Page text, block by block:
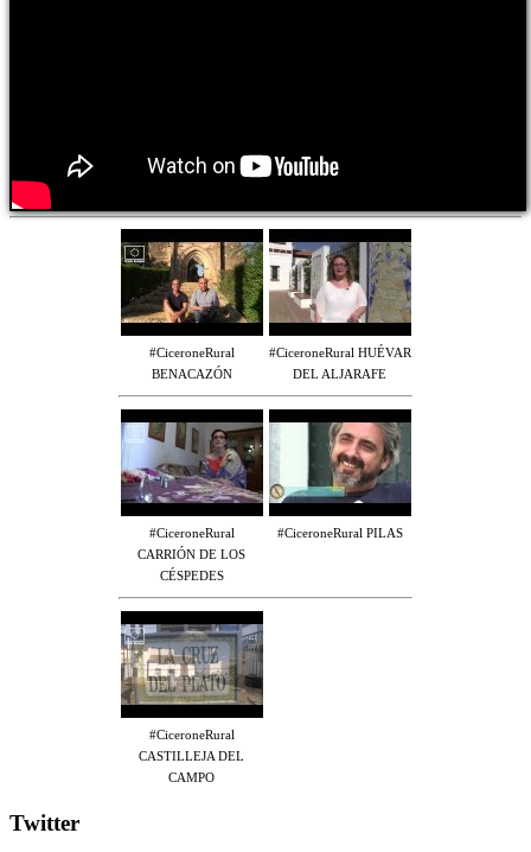
#CiceroneRural
BENACAZÓN
#CiceroneRural HUÉVAR
DEL ALJARAFE
#CiceroneRural
CARRIÓN DE LOS
CÉSPEDES
#CiceroneRural PILAS
#CiceroneRural
CASTILLEJA DEL
CAMPO
Twitter